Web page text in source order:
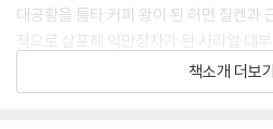
대공황을 틈타 커피 왕이 된 허먼 질켄과
적으로 살포해 억만장자가 된 시리얼 대
냉전 시대 중남미 공산화를 막기 위해 팔
미국의 속내, 21세기 스타벅스 이후 일본
책소개 더보기